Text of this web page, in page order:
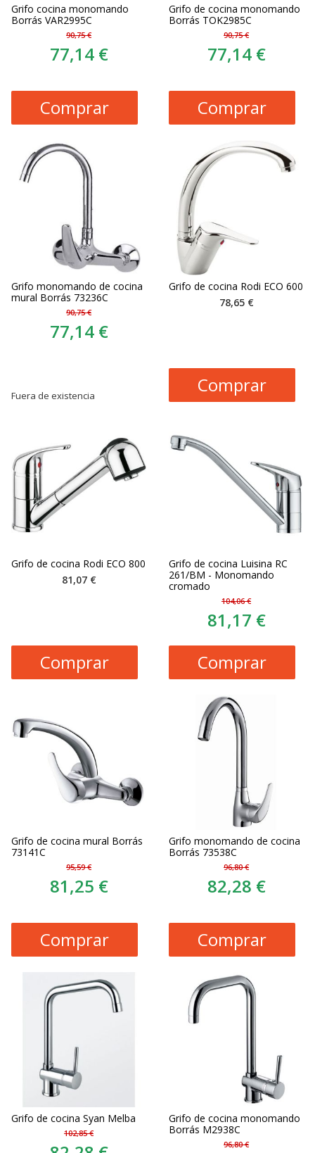
Grifo cocina monomando
Borrás VAR2995C
90,75 €
77,14 €
Comprar
Grifo de cocina monomando
Borrás TOK2985C
90,75 €
77,14 €
Comprar
Grifo monomando de cocina
mural Borrás 73236C
90,75 €
77,14 €
Fuera de existencia
Grifo de cocina Rodi ECO 600
78,65 €
Comprar
Grifo de cocina Rodi ECO 800
81,07 €
Comprar
Grifo de cocina Luisina RC
261/BM - Monomando
cromado
104,06 €
81,17 €
Comprar
Grifo de cocina mural Borrás
73141C
95,59 €
81,25 €
Comprar
Grifo monomando de cocina
Borrás 73538C
96,80 €
82,28 €
Comprar
Grifo de cocina Syan Melba
102,85 €
Grifo de cocina monomando
Borrás M2938C
96,80 €